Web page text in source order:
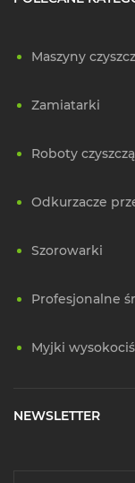
Maszyny
Zamiatarki
Roboty
Odkurzacze
Szorowarki
Profesjonalne
Myjki
NEWSLETTER